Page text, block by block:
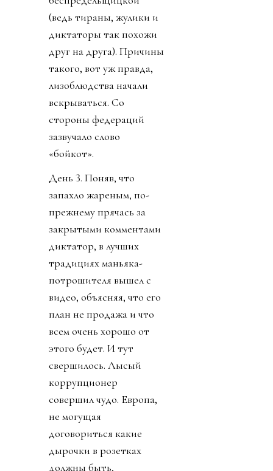
(ведь тираны, жулики и
диктаторы так похожи
друг на друга). Причины
такого, вот уж правда,
лизоблюдства начали
вскрываться. Со
стороны федераций
зазвучало слово
«бойкот».
День 3. Поняв, что
запахло жареным, по-
прежнему прячась за
закрытыми комментами
диктатор, в лучших
традициях маньяка-
потрошителя вышел с
видео, объясняя, что его
план не продажа и что
всем очень хорошо от
этого будет. И тут
свершилось. Лысый
коррупционер
совершил чудо. Европа,
не могущая
договориться какие
дырочки в розетках
должны быть,